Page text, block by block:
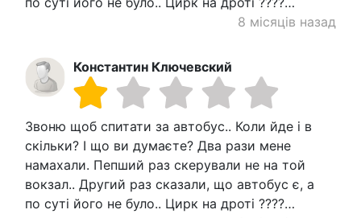
8 місяців назад
Константин Ключевский
Звоню щоб спитати за автобус.. Коли йде і в
скільки? І що ви думаєте? Два рази мене
намахали. Пепший раз скерували не на той
вокзал.. Другий раз сказали, що автобус є, а
по суті його не було.. Цирк на дроті ????…